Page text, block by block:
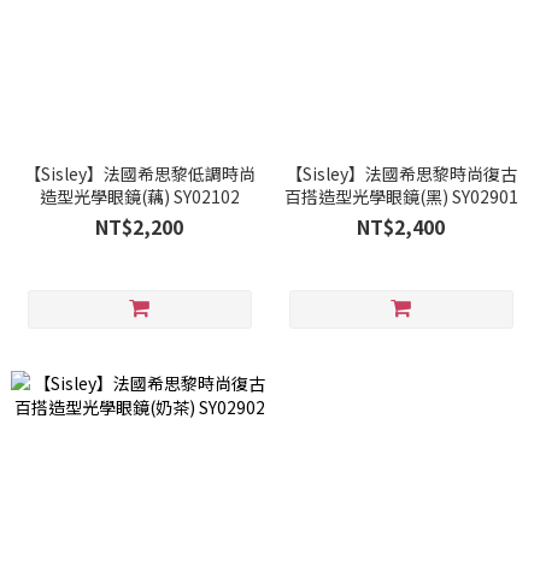
【Sisley】法國希思黎低調時尚
造型光學眼鏡(藕) SY02102
NT$2,200
【Sisley】法國希思黎時尚復古
百搭造型光學眼鏡(黑) SY02901
NT$2,400